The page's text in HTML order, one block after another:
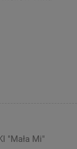
"Mała Mi"